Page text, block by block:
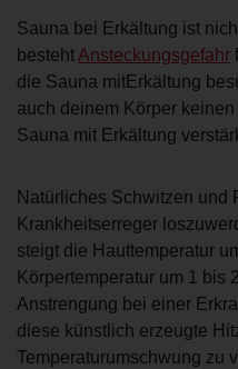
Sauna bei Erkältung ist
besteht Ansteckungsgefahr
die Sauna mitErkältung
auch deinem Körper
Sauna mit Erkältung
Natürliches Schwitzen und
Krankheitserreger
steigt die Hauttemperatur
Körpertemperatur um 1 bis
Anstrengung bei einer
diese künstlich erzeugte
Temperaturumschwung zu